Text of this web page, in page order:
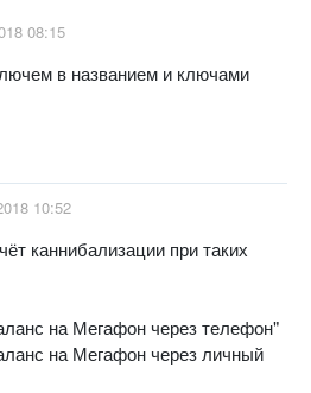
08:15
в названием и ключами
10:52
каннибализации при таких
на Мегафон через телефон"
на Мегафон через личный